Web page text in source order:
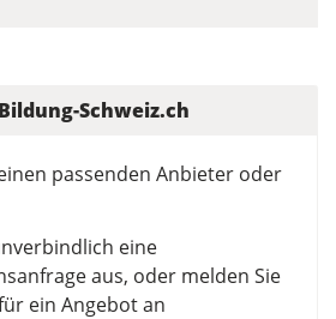
Schweiz.ch
passenden Anbieter oder
eine
aus, oder melden Sie
ein Angebot an